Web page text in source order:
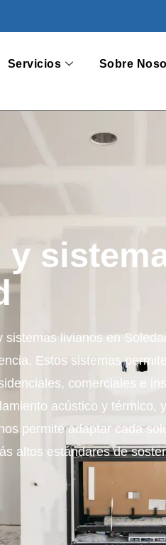
Servicios Sobre
livianos en
Estos sistemas
comerciales e
acústico y térmico, y
permite adaptar cada
altos estándares de